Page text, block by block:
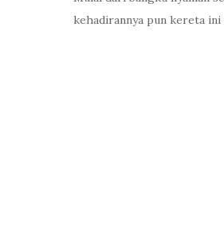
kehadirannya pun kereta